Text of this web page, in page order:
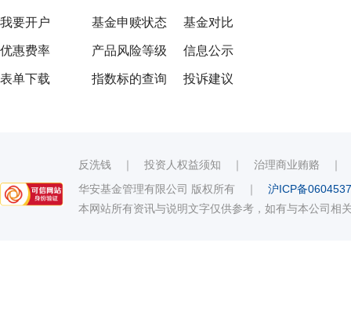
我要开户
优惠费率
表单下载
基金申赎状态
产品风险等级
指数标的查询
基金对比
信息公示
投诉建议
反洗钱 ｜ 投资人权益须知 ｜ 治理商业贿赂
华安基金管理有限公司 版权所有 ｜ 沪ICP备
本网站所有资讯与说明文字仅供参考，如有与本公司相